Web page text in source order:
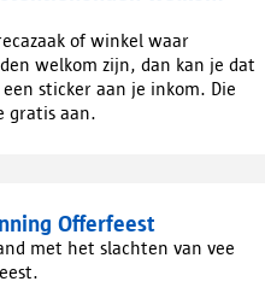
of winkel waar
welkom zijn, dan kan je dat
sticker aan je inkom. Die
gratis aan.
Offerfeest
met het slachten van vee